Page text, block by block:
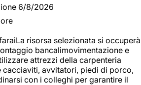
6/8/2026
risorsa selezionata si occuperà
bancalimovimentazione e
attrezzi della carpenteria
avvitatori, piedi di porco,
con i colleghi per garantire il